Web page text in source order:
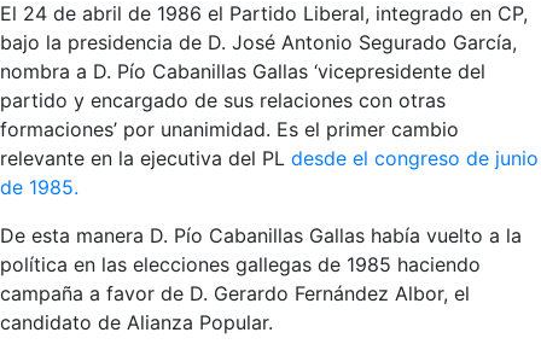
El 24 de abril de 1986 el Partido Liberal, integrado en CP,
bajo la presidencia de D. José Antonio Segurado García,
nombra a D. Pío Cabanillas Gallas ‘vicepresidente del
partido y encargado de sus relaciones con otras
formaciones’ por unanimidad. Es el primer cambio
relevante en la ejecutiva del PL desde el congreso de junio
de 1985.
De esta manera D. Pío Cabanillas Gallas había vuelto a la
política en las elecciones gallegas de 1985 haciendo
campaña a favor de D. Gerardo Fernández Albor, el
candidato de Alianza Popular.